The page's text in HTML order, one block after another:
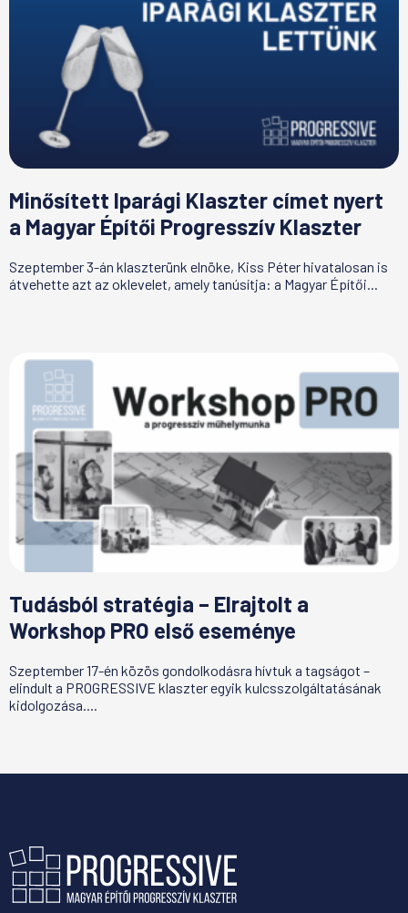
Minősített Iparági Klaszter címet nyert
a Magyar Építői Progresszív Klaszter
Szeptember 3-án klaszterünk elnöke, Kiss Péter hivatalosan is
átvehette azt az oklevelet, amely tanúsítja: a Magyar Építői...
Tudásból stratégia – Elrajtolt a
Workshop PRO első eseménye
Szeptember 17-én közös gondolkodásra hívtuk a tagságot –
elindult a PROGRESSIVE klaszter egyik kulcsszolgáltatásának
kidolgozása....